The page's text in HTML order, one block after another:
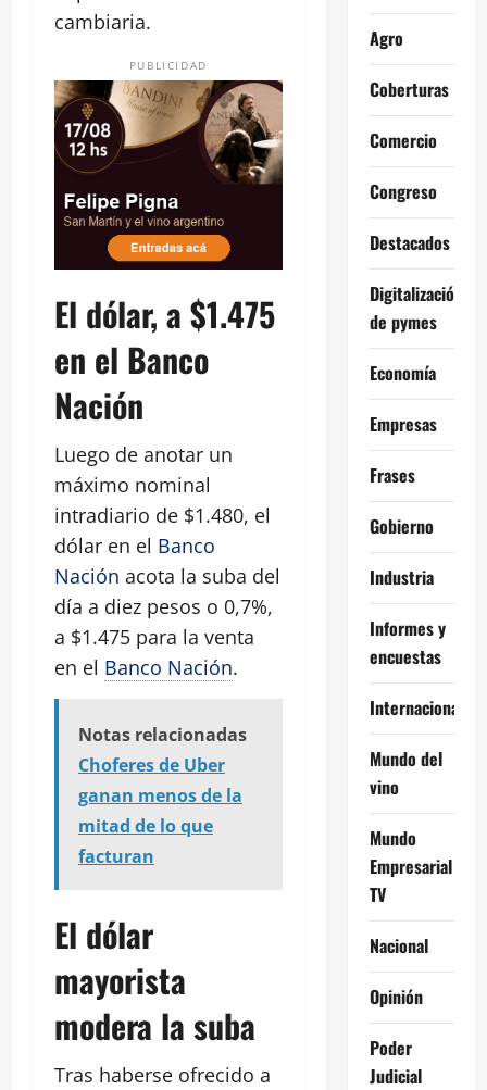
cambiaria.
PUBLICIDAD
El dólar, a $1.475
en el Banco
Nación
Luego de anotar un
máximo nominal
intradiario de $1.480, el
dólar en el Banco
Nación acota la suba del
día a diez pesos o 0,7%,
a $1.475 para la venta
en el Banco Nación.
Notas relacionadas
Choferes de Uber
ganan menos de la
mitad de lo que
facturan
El dólar
mayorista
modera la suba
Tras haberse ofrecido a
Agro
Coberturas
Comercio
Congreso
Destacados
Digitalización
de pymes
Economía
Empresas
Frases
Gobierno
Industria
Informes y
encuestas
Internacional
Mundo del
vino
Mundo
Empresarial
TV
Nacional
Opinión
Poder
Judicial